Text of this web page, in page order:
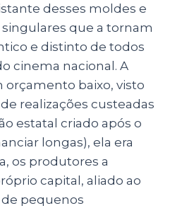
desses moldes e
que a tornam
e distinto de todos
cinema nacional. A
baixo, visto
realizações custeadas
estatal criado após o
longas), ela era
os produtores a
capital, aliado ao
pequenos